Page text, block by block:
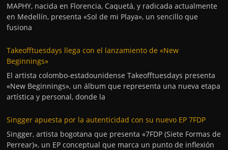
MAPHY, nacida en Florencia, Caquetá, y radicada actualmente
en Medellín, presenta «Sol de mi Playa», un sencillo que
fusiona
Takeofftuesdays llega con el lanzamiento de «New
Beginnings»
El artista colombo-estadounidense Takeofftuesdays presenta
«New Beginnings», un álbum que representa una nueva etapa
artística y personal, donde la
Singger apuesta por la autenticidad con su nuevo EP 7FDP
Singger, artista bogotana que presenta «7FDP (Siete Formas de
Perrear)», un EP conceptual que marca un punto de inflexión